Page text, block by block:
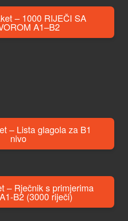
– 1000 RIJEČI SA
IZGOVOROM A1–B2
– Lista glagola za B1
nivo
– Rječnik s primjerima
B2 (3000 riječi)